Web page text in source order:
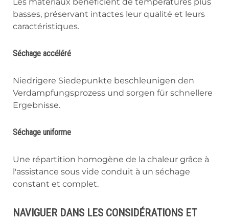
basses, préservant intactes leur qualité et leurs
caractéristiques.
Séchage accéléré
Niedrigere Siedepunkte beschleunigen den
Verdampfungsprozess und sorgen für schnellere
Ergebnisse.
Séchage uniforme
Une répartition homogène de la chaleur grâce à
l'assistance sous vide conduit à un séchage
constant et complet.
NAVIGUER DANS LES CONSIDÉRATIONS ET